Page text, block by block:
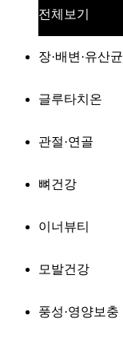
전체보기
장·배변·유산균
글루타치온
관절·연골
뼈건강
이너뷰티
모발건강
풍성·영양보충